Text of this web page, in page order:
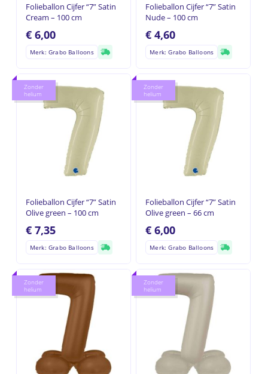
Folieballon Cijfer “7” Satin
Cream – 100 cm
€6,00
Merk: Grabo Balloons
Folieballon Cijfer “7” Satin
Nude – 100 cm
€ 4,60
Merk: Grabo Balloons
Zonder
helium
Folieballon Cijfer “7” Satin
Olive green – 100 cm
€7,35
Merk: Grabo Balloons
Zonder
helium
Folieballon Cijfer “7” Satin
Olive green – 66 cm
€ 6,00
Merk: Grabo Balloons
Zonder
helium
Zonder
helium